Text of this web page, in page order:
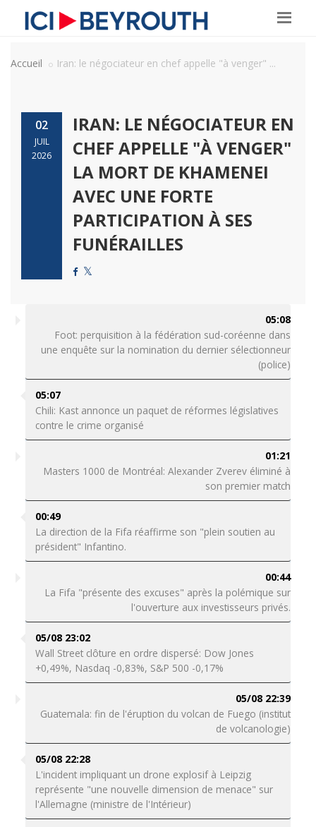
Accueil Iran: le négociateur en chef appelle "à venger" ...
02
JUIL
2026
IRAN: LE NÉGOCIATEUR EN
CHEF APPELLE "À VENGER"
LA MORT DE KHAMENEI
AVEC UNE FORTE
PARTICIPATION À SES
FUNÉRAILLES
05:08
Foot: perquisition à la fédération sud-coréenne dans
une enquête sur la nomination du dernier sélectionneur
(police)
05:07
Chili: Kast annonce un paquet de réformes législatives
contre le crime organisé
01:21
Masters 1000 de Montréal: Alexander Zverev éliminé à
son premier match
00:49
La direction de la Fifa réaffirme son "plein soutien au
président" Infantino.
00:44
La Fifa "présente des excuses" après la polémique sur
l'ouverture aux investisseurs privés.
05/08 23:02
Wall Street clôture en ordre dispersé: Dow Jones
+0,49%, Nasdaq -0,83%, S&P 500 -0,17%
05/08 22:39
Guatemala: fin de l'éruption du volcan de Fuego (institut
de volcanologie)
05/08 22:28
L'incident impliquant un drone explosif à Leipzig
représente "une nouvelle dimension de menace" sur
l'Allemagne (ministre de l'Intérieur)